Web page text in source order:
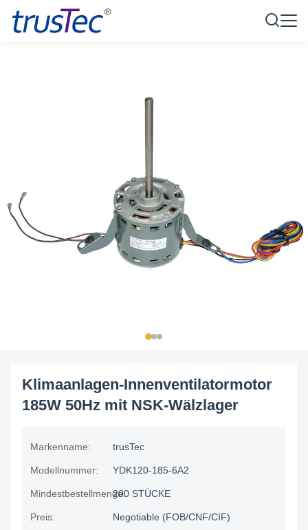
Klimaanlagen-Innenventilatormotor
185W 50Hz mit NSK-Wälzlager
Markenname: trusTec
Modellnummer: YDK120-185-6A2
Mindestbestellmenge:200 STÜCKE
Preis: Negotiable (FOB/CNF/CIF)